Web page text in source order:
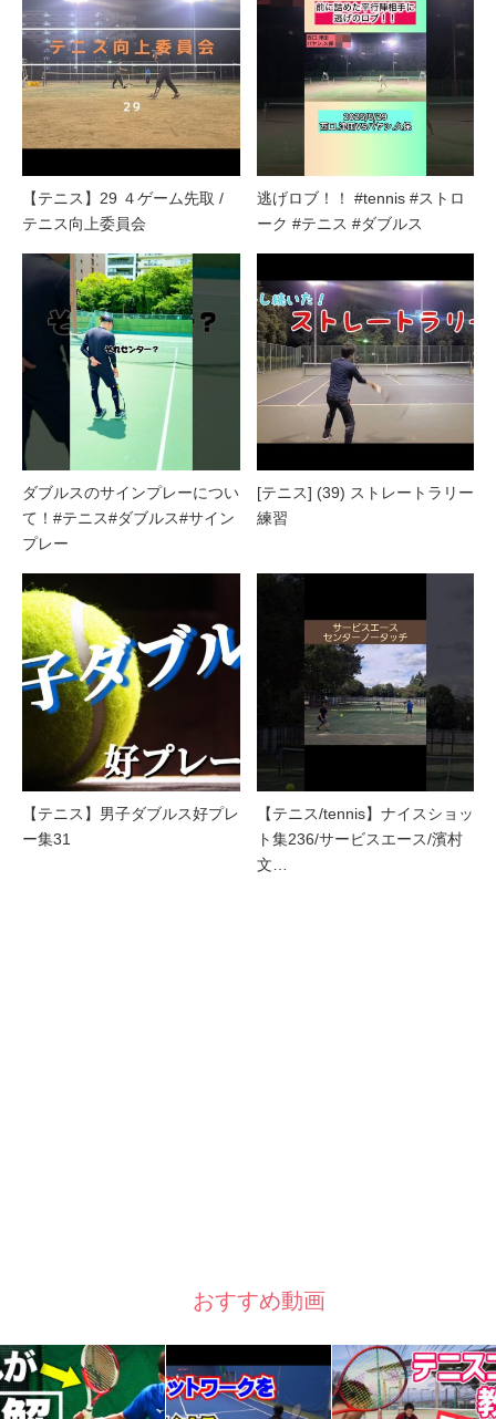
【テニス】29 ４ゲーム先取 /
テニス向上委員会
逃げロブ！！ #tennis #ストロ
ーク #テニス #ダブルス
ダブルスのサインプレーについ
て！#テニス#ダブルス#サイン
プレー
[テニス] (39) ストレートラリー
練習
【テニス】男子ダブルス好プレ
ー集31
【テニス/tennis】ナイスショッ
ト集236/サービスエース/濱村
文…
おすすめ動画